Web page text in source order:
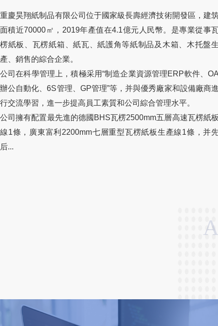
重慶昊翔紙制品有限公司位于國家級長壽經濟技術開發區，建
面積近70000㎡，2019年產值在4.1億元人民幣。是專業從事
楞紙板、瓦楞紙箱、紙瓦、紙護角等紙制品及木箱、木托盤
產、銷售的綜合企業。
公司在科學管理上，積極采用“制造企業資源管理ERP軟件、
辦公自動化、6S管理、GP管理”等，并與優秀廠家和設備廠商
行交流學習，進一步提高員工素質和公司綜合管理水平。
公司擁有配置最先進的德國BHS瓦楞2500mm五層高速瓦楞紙
線1條，廣東富利2200mm七層重型瓦楞紙板生產線1條，并
后...